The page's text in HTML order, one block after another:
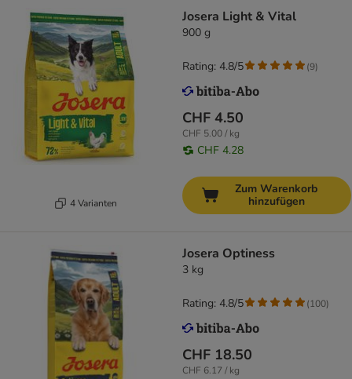
4 Varianten
Josera Light & Vital
900 g
CHF 4.50
CHF 5.00 / kg
CHF 4.28
Rating: 4.8/5 (9)
Zum Warenkorb
hinzufügen
Josera Optiness
3 kg
CHF 18.50
CHF 6.17 / kg
Rating: 4.8/5 (100)